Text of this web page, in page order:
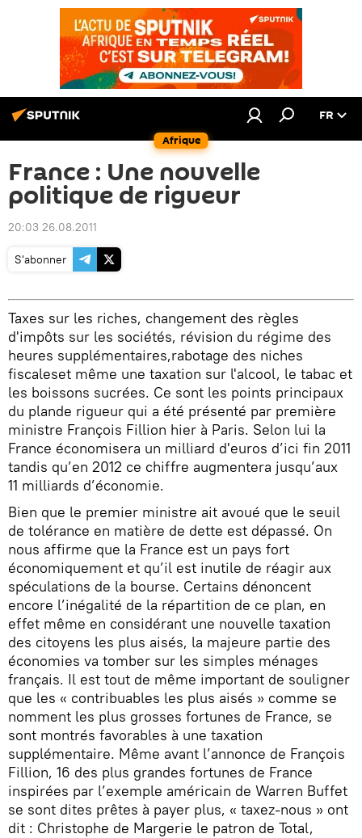
Afrique
FR
France : Une nouvelle
politique de rigueur
20:03 26.08.2011
S'abonner
Taxes sur les riches, changement des règles
d'impôts sur les sociétés, révision du régime des
heures supplémentaires,rabotage des niches
fiscaleset même une taxation sur l'alcool, le tabac et
les boissons sucrées. Ce sont les points principaux
du plande rigueur qui a été présenté par première
ministre François Fillion hier à Paris. Selon lui la
France économisera un milliard d'euros d’ici fin 2011
tandis qu’en 2012 ce chiffre augmentera jusqu’aux
11 milliards d’économie.
Bien que le premier ministre ait avoué que le seuil
de tolérance en matière de dette est dépassé. On
nous affirme que la France est un pays fort
économiquement et qu’il est inutile de réagir aux
spéculations de la bourse. Certains dénoncent
encore l’inégalité de la répartition de ce plan, en
effet même en considérant une nouvelle taxation
des citoyens les plus aisés, la majeure partie des
économies va tomber sur les simples ménages
français. Il est tout de même important de souligner
que les « contribuables les plus aisés » comme se
nomment les plus grosses fortunes de France, se
sont montrés favorables à une taxation
supplémentaire. Même avant l’annonce de François
Fillion, 16 des plus grandes fortunes de France
inspirées par l’exemple américain de Warren Buffet
se sont dites prêtes à payer plus, « taxez-nous » ont
dit : Christophe de Margerie le patron de Total,